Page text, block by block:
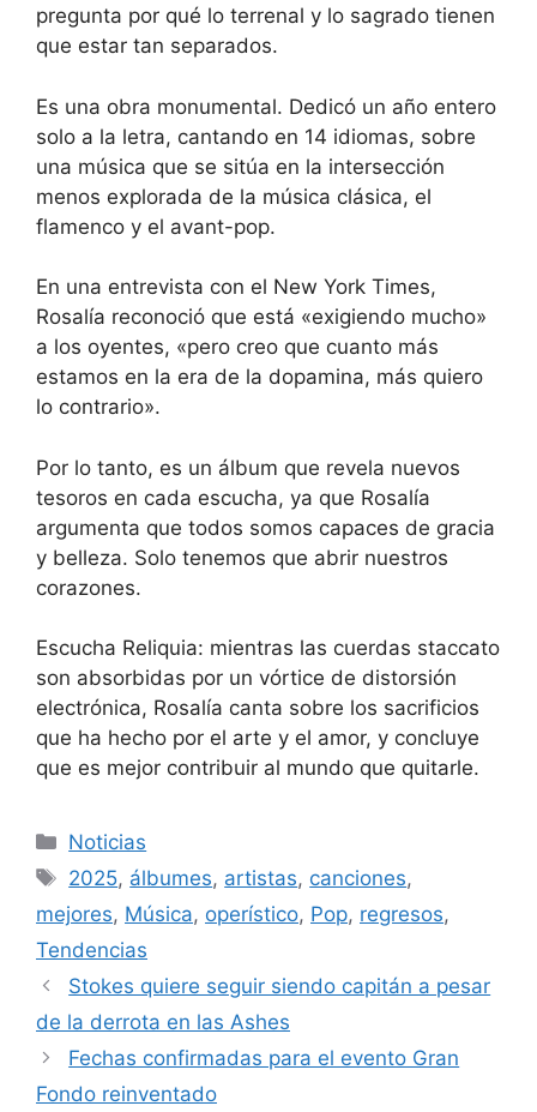
pregunta por qué lo terrenal y lo sagrado tienen
que estar tan separados.
Es una obra monumental. Dedicó un año entero
solo a la letra, cantando en 14 idiomas, sobre
una música que se sitúa en la intersección
menos explorada de la música clásica, el
flamenco y el avant-pop.
En una entrevista con el New York Times,
Rosalía reconoció que está «exigiendo mucho»
a los oyentes, «pero creo que cuanto más
estamos en la era de la dopamina, más quiero
lo contrario».
Por lo tanto, es un álbum que revela nuevos
tesoros en cada escucha, ya que Rosalía
argumenta que todos somos capaces de gracia
y belleza. Solo tenemos que abrir nuestros
corazones.
Escucha Reliquia: mientras las cuerdas staccato
son absorbidas por un vórtice de distorsión
electrónica, Rosalía canta sobre los sacrificios
que ha hecho por el arte y el amor, y concluye
que es mejor contribuir al mundo que quitarle.
Categorías
Noticias
Etiquetas
2025, álbumes, artistas, canciones,
mejores, Música, operístico, Pop, regresos,
Tendencias
Stokes quiere seguir siendo capitán a pesar
de la derrota en las Ashes
Fechas confirmadas para el evento Gran
Fondo reinventado